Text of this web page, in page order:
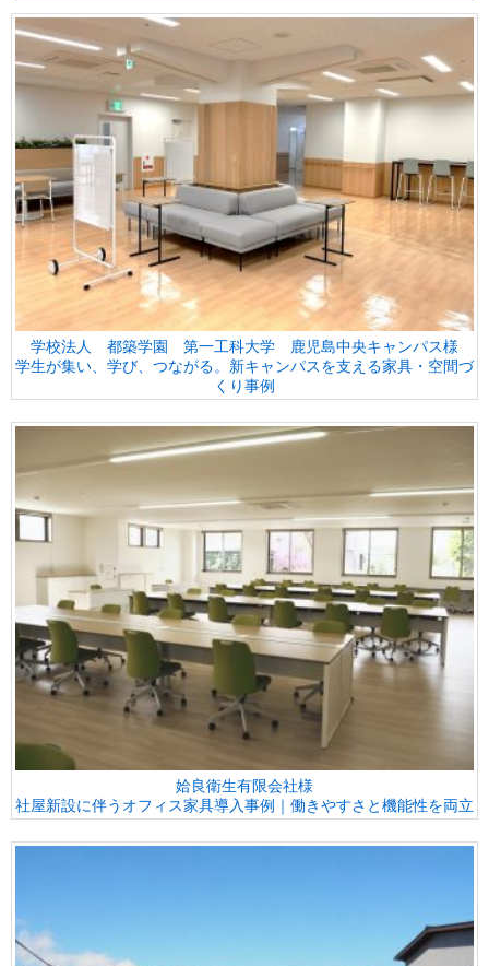
学校法人 都築学園 第一工科大学 鹿児島中央キャンパス様
学生が集い、学び、つながる。新キャンパスを支える家具・空間づ
くり事例
姶良衛生有限会社様
社屋新設に伴うオフィス家具導入事例｜働きやすさと機能性を両立